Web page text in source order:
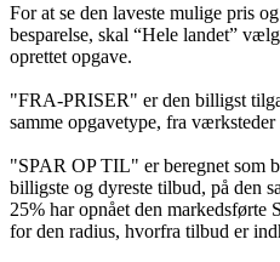
For at se den laveste mulige pris
besparelse, skal “Hele landet”
oprettet opgave.
"FRA-PRISER" er den billigst
samme opgavetype, fra værksteder
"SPAR OP TIL" er beregnet som
billigste og dyreste tilbud, på den
25% har opnået den markedsførte
for den radius, hvorfra tilbud er